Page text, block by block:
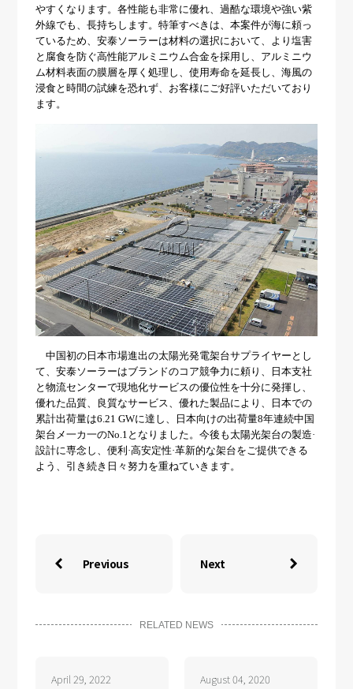
やすくなります。各性能も非常に優れ、過酷な環境や強い紫
外線でも、長持ちします。特筆すべきは、本案件が海に頼っ
ているため、安泰ソーラーは材料の選択において、より塩害
と腐食を防ぐ高性能アルミニウム合金を採用し、アルミニウ
ム材料表面の膜層を厚く処理し、使用寿命を延長し、海風の
浸食と時間の試練を恐れず、お客様にご好評いただいており
ます。
中国初の日本市場進出の太陽光発電架台サプライヤーとし
て、安泰ソーラーはブランドのコア競争力に頼り、日本支社
と物流センターで現地化サービスの優位性を十分に発揮し、
優れた品質、良質なサービス、優れた製品により、日本での
累計出荷量は6.21 GWに達し、日本向けの出荷量8年連続中国
架台メ一カ一のNo.1となりました。今後も太陽光架台の製造·
設計に専念し、便利·高安定性·革新的な架台をご提供できる
よう、引き続き日々努力を重ねていきます。
 Previous Next 
RELATED NEWS
April 29, 2022 August 04, 2020